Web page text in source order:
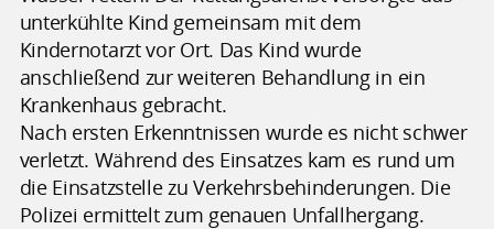
unterkühlte Kind gemeinsam mit dem
Kindernotarzt vor Ort. Das Kind wurde
anschließend zur weiteren Behandlung in ein
Krankenhaus gebracht.
Nach ersten Erkenntnissen wurde es nicht schwer
verletzt. Während des Einsatzes kam es rund um
die Einsatzstelle zu Verkehrsbehinderungen. Die
Polizei ermittelt zum genauen Unfallhergang.